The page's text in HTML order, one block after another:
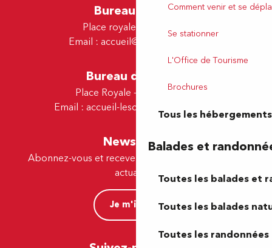
Comment venir et se
Se stationner
L'Office de Tourisme
Brochures
Tous les hébergements
Balades et
Toutes les balades et
Toutes les balades
Toutes les randonnées
Bureau de Pau
Place royale - 64000 Pau
Email : accueil@tourismepau.fr
Bureau de Lescar
Place Royale - 64230 Lescar
Email : accueil-lescar@tourismepau.fr
Newsletter
Abonnez-vous et recevez par e-mail nos offres et
actualités.
Je m'inscris